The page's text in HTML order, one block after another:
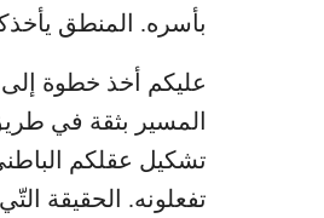
بأسره. المنطق
عليكم أخذ خطوة إلى
المسير بثقة في
تشكيل عقلكم